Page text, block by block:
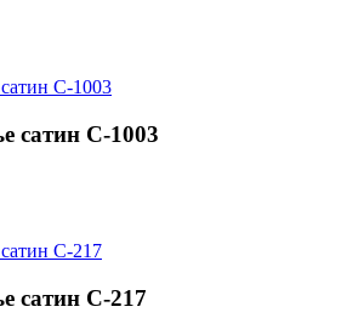
сатин C-1003
сатин С-217